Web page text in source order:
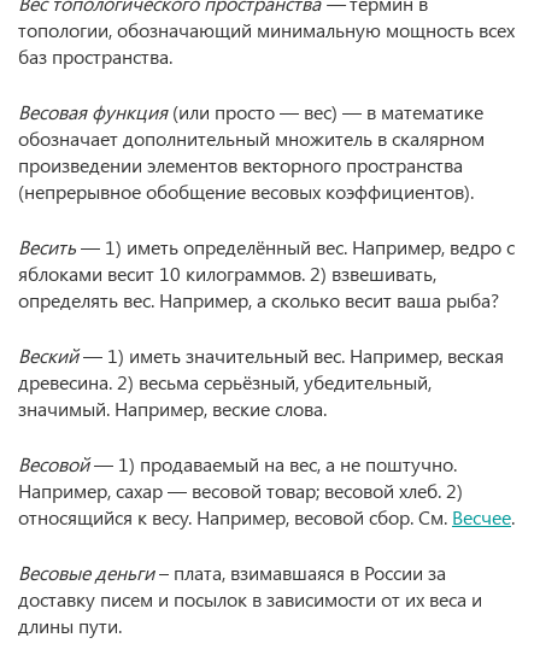
топологии, обозначающий минимальную мощность всех
баз пространства.
Весовая функция(или просто — вес) — в математике
обозначает дополнительный множитель в скалярном
произведении элементов векторного пространства
(непрерывное обобщение весовых коэффициентов).
Весить— 1) иметь определённый вес. Например, ведро с
яблоками весит 10 килограммов. 2) взвешивать,
определять вес. Например, а сколько весит ваша рыба?
Веский— 1) иметь значительный вес. Например, веская
древесина. 2) весьма серьёзный, убедительный,
значимый. Например, веские слова.
Весовой— 1) продаваемый на вес, а не поштучно.
Например, сахар — весовой товар; весовой хлеб. 2)
относящийся к весу. Например, весовой сбор. См. Весчее.
Весовые деньги– плата, взимавшаяся в России за
доставку писем и посылок в зависимости от их веса и
длины пути.